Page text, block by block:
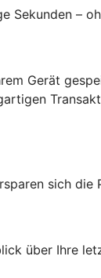
Sekunden –
Gerät
sich
über Ihre